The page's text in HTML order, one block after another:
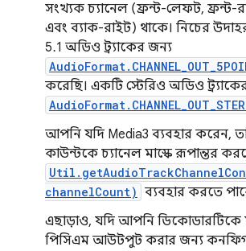
সংখ্যক চ্যানেল (ফ্রন্ট-লেফট, ফ্রন্ট-
এবং ব্যাক-রাইট) থাকে। নিচের
5.1 অডিও ট্র্যাকের জন্য
করেছি। একটি স্টেরিও অডিও
আপনি যদি Media3 ব্যবহার করেন,
কাউন্টকে চ্যানেল মাস্কে রূপান্তর
channelCount) ব্যবহার করতে
এছাড়াও, যদি আপনি ডিকোডারটিকে
পিসিএম আউটপুট করার জন্য